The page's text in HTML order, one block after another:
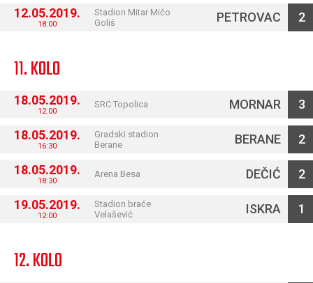
12.05.2019.
18:00
Stadion Mitar Mićo
Goliš
PETROVAC 2
11. KOLO
18.05.2019.
12:00
SRC Topolica MORNAR 3
18.05.2019.
16:30
Gradski stadion
Berane
BERANE 2
18.05.2019.
18:30
Arena Besa DEČIĆ 2
19.05.2019.
12:00
Stadion braće
Velašević
ISKRA 1
12. KOLO